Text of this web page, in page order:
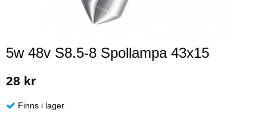
5w 48v S8.5-8 Spollampa 43x15
28 kr
Finns i lager